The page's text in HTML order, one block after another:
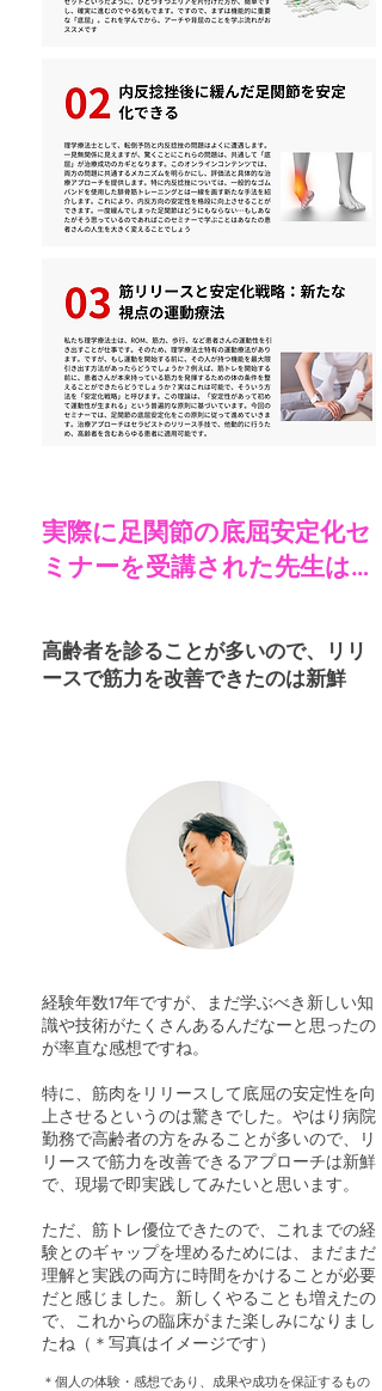
実際に足関節の底屈安定化セ
ミナーを受講された先生は…
高齢者を診ることが多いので、リリ
ースで筋力を改善できたのは新鮮
経験年数17年ですが、まだ学ぶべき新しい知
識や技術がたくさんあるんだなーと思ったの
が率直な感想ですね。
特に、筋肉をリリースして底屈の安定性を向
上させるというのは驚きでした。やはり病院
勤務で高齢者の方をみることが多いので、リ
リースで筋力を改善できるアプローチは新鮮
で、現場で即実践してみたいと思います。
ただ、筋トレ優位できたので、これまでの経
験とのギャップを埋めるためには、まだまだ
理解と実践の両方に時間をかけることが必要
だと感じました。新しくやることも増えたの
で、これからの臨床がまた楽しみになりまし
たね（＊写真はイメージです）
​＊個人の体験・感想であり、成果や成功を保証するもの